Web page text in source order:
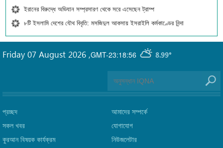
ইরানের বিরুদ্ধে অভিযান সম্প্রসারণ থেকে সরে এসেছেন ট্রাম্প
৮টি ইসলামি দেশের যৌথ বিবৃতি: মসজিদুল আকসায় ইসরাইলি কর্মকাণ্ডের নিন্দা
GMT-23:18:56 8.99°
Friday 07 August 2026 ,
প্রচ্ছদ
সকল খবর
কুরআন বিষয়ক কার্যক্রম
আমাদের সম্পর্কে
যোগাযোগ
নিউজলেটার